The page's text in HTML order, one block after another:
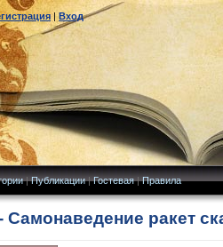
|Вход
|Публикации|Гостевая|Правила
Самонаведение ракет